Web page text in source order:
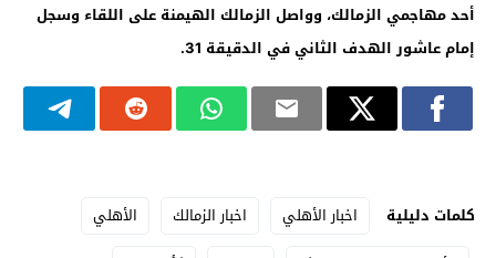
أحد مهاجمي الزمالك، وواصل الزمالك الهيمنة على اللقاء وسجل
إمام عاشور الهدف الثاني في الدقيقة 31.
كلمات دليلية اخبار الأهلي اخبار الزمالك
الأهلي